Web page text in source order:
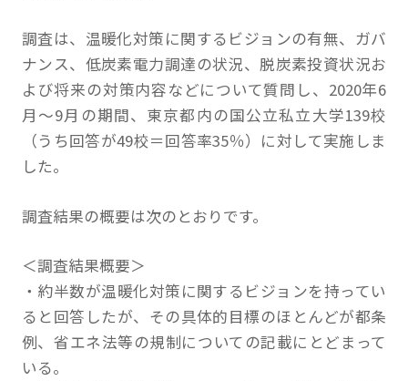
調査は、温暖化対策に関するビジョンの有無、ガバ
ナンス、低炭素電力調達の状況、脱炭素投資状況お
よび将来の対策内容などについて質問し、2020年6
月～9月の期間、東京都内の国公立私立大学139校
（うち回答が49校＝回答率35％）に対して実施しま
した。
調査結果の概要は次のとおりです。
＜調査結果概要＞
・約半数が温暖化対策に関するビジョンを持ってい
ると回答したが、その具体的目標のほとんどが都条
例、省エネ法等の規制についての記載にとどまって
いる。